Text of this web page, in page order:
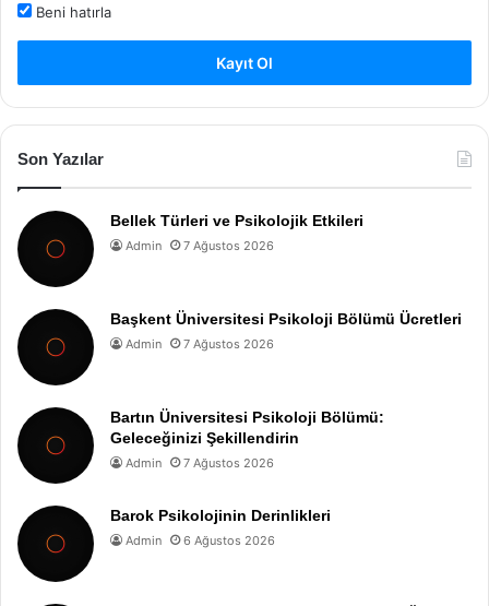
Beni hatırla
Kayıt Ol
Son Yazılar
Bellek Türleri ve Psikolojik Etkileri
Admin 7 Ağustos 2026
Başkent Üniversitesi Psikoloji Bölümü Ücretleri
Admin 7 Ağustos 2026
Bartın Üniversitesi Psikoloji Bölümü:
Geleceğinizi Şekillendirin
Admin 7 Ağustos 2026
Barok Psikolojinin Derinlikleri
Admin 6 Ağustos 2026